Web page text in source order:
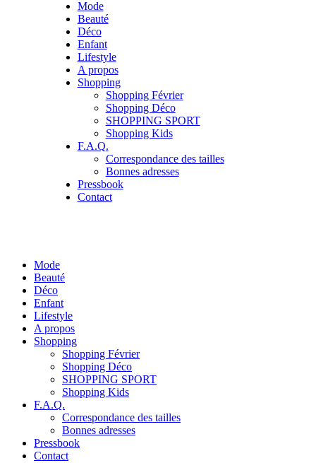
Mode
Beauté
Déco
Enfant
Lifestyle
A propos
Shopping
Shopping Février
Shopping Déco
SHOPPING SPORT
Shopping Kids
F.A.Q.
Correspondance des tailles
Bonnes adresses
Pressbook
Contact
Mode
Beauté
Déco
Enfant
Lifestyle
A propos
Shopping
Shopping Février
Shopping Déco
SHOPPING SPORT
Shopping Kids
F.A.Q.
Correspondance des tailles
Bonnes adresses
Pressbook
Contact